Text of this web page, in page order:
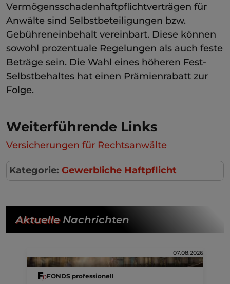
Vermögensschadenhaftpflichtverträgen für
Anwälte sind Selbstbeteiligungen bzw.
Gebühreneinbehalt vereinbart. Diese können
sowohl prozentuale Regelungen als auch feste
Beträge sein. Die Wahl eines höheren Fest-
Selbstbehaltes hat einen Prämienrabatt zur
Folge.
Weiterführende Links
Versicherungen für Rechtsanwälte
Kategorie: Gewerbliche Haftpflicht
AktuelleNachrichten
07.08.2026
FONDS professionell